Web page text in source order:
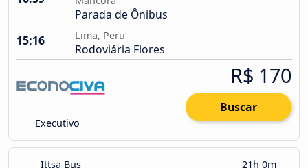
Parada de Ônibus
15:16
Lima, Peru
Rodoviária Flores
Executivo
R$ 170
Buscar
Ittsa Bus 21h 0m